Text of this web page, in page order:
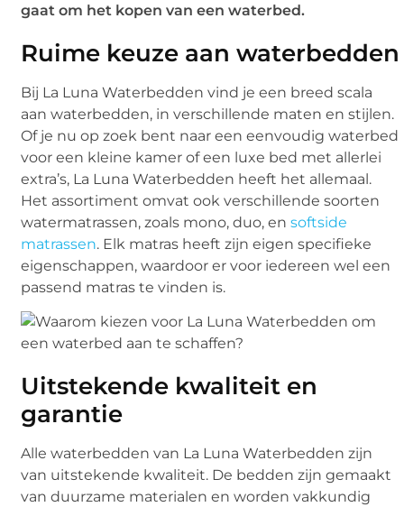
gaat om het kopen van een waterbed.
Ruime keuze aan waterbedden
Bij La Luna Waterbedden vind je een breed scala
aan waterbedden, in verschillende maten en stijlen.
Of je nu op zoek bent naar een eenvoudig waterbed
voor een kleine kamer of een luxe bed met allerlei
extra’s, La Luna Waterbedden heeft het allemaal.
Het assortiment omvat ook verschillende soorten
watermatrassen, zoals mono, duo, ensoftside
matrassen. Elk matras heeft zijn eigen specifieke
eigenschappen, waardoor er voor iedereen wel een
passend matras te vinden is.
Uitstekende kwaliteit en
garantie
Alle waterbedden van La Luna Waterbedden zijn
van uitstekende kwaliteit. De bedden zijn gemaakt
van duurzame materialen en worden vakkundig